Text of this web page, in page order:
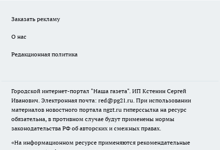
Заказать рекламу
О нас
Редакционная политика
Городской интернет-портал "Наша газета". ИП Кстенин Сергей
Иванович. Электронная почта: red@pg21.ru. При использовании
материалов новостного портала ngzt.ru гиперссылка на ресурс
обязательна, в противном случае будут применены нормы
законодательства РФ об авторских и смежных правах.
«На информационном ресурсе применяются рекомендательные